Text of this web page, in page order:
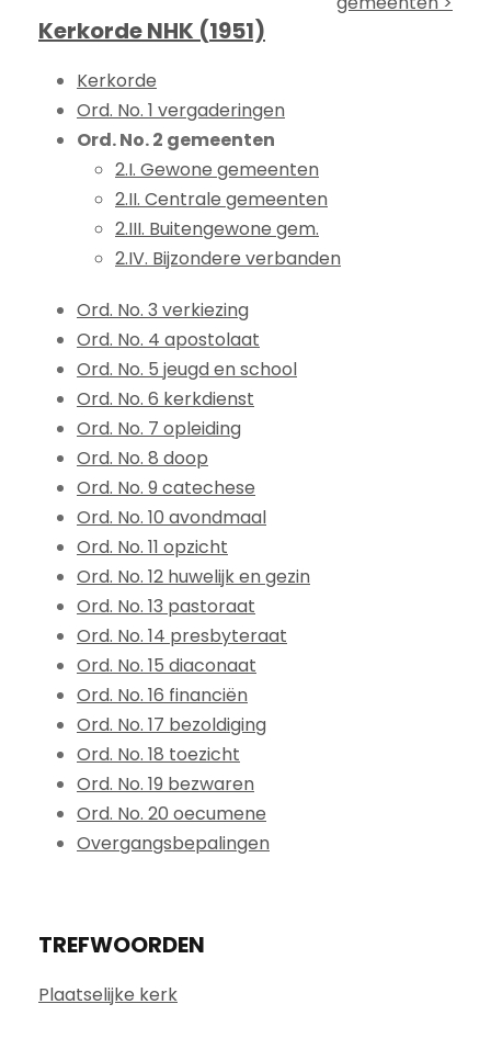
Kerkorde NHK (1951)
Kerkorde
Ord. No. 1 vergaderingen
Ord. No. 2 gemeenten
2.I. Gewone gemeenten
2.II. Centrale gemeenten
2.III. Buitengewone gem.
2.IV. Bijzondere verbanden
Ord. No. 3 verkiezing
Ord. No. 4 apostolaat
Ord. No. 5 jeugd en school
Ord. No. 6 kerkdienst
Ord. No. 7 opleiding
Ord. No. 8 doop
Ord. No. 9 catechese
Ord. No. 10 avondmaal
Ord. No. 11 opzicht
Ord. No. 12 huwelijk en gezin
Ord. No. 13 pastoraat
Ord. No. 14 presbyteraat
Ord. No. 15 diaconaat
Ord. No. 16 financiën
Ord. No. 17 bezoldiging
Ord. No. 18 toezicht
Ord. No. 19 bezwaren
Ord. No. 20 oecumene
Overgangsbepalingen
TREFWOORDEN
Plaatselijke kerk